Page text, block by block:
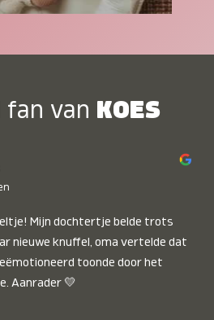
fan van KOES
Mijn dochtertje belde trots
nieuwe knuffel, oma vertelde dat
toonde door het
Aanrader 💛